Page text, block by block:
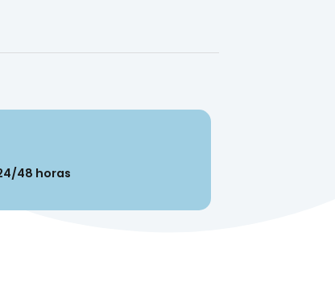
48 horas